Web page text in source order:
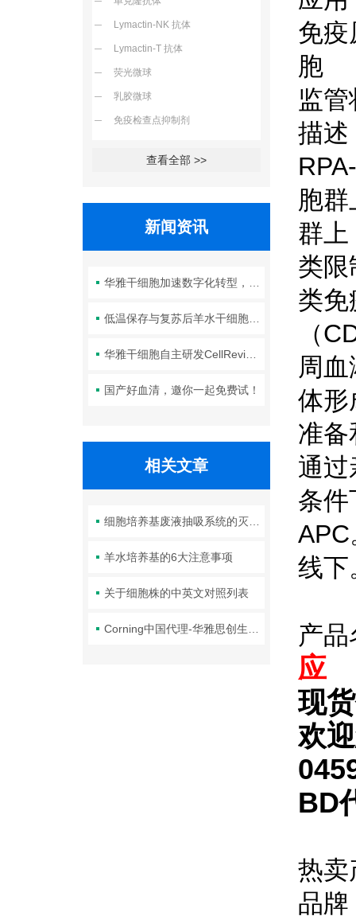
Lymactin-NK 抗体
Lymactin-T 抗体
荧光微球
乳胶微球
免疫检查点抑制剂
查看全部 >>
新闻资讯
国产好血清，邀你一起免费试！
相关文章
羊水培养基的6大注意事项
关于细胞株的中英文对照列表
免
胞
监
描述
胞
群上
类限
类免
（
周
体形
准备
通过
条件
线下
产品
应
现
欢
BD
热卖